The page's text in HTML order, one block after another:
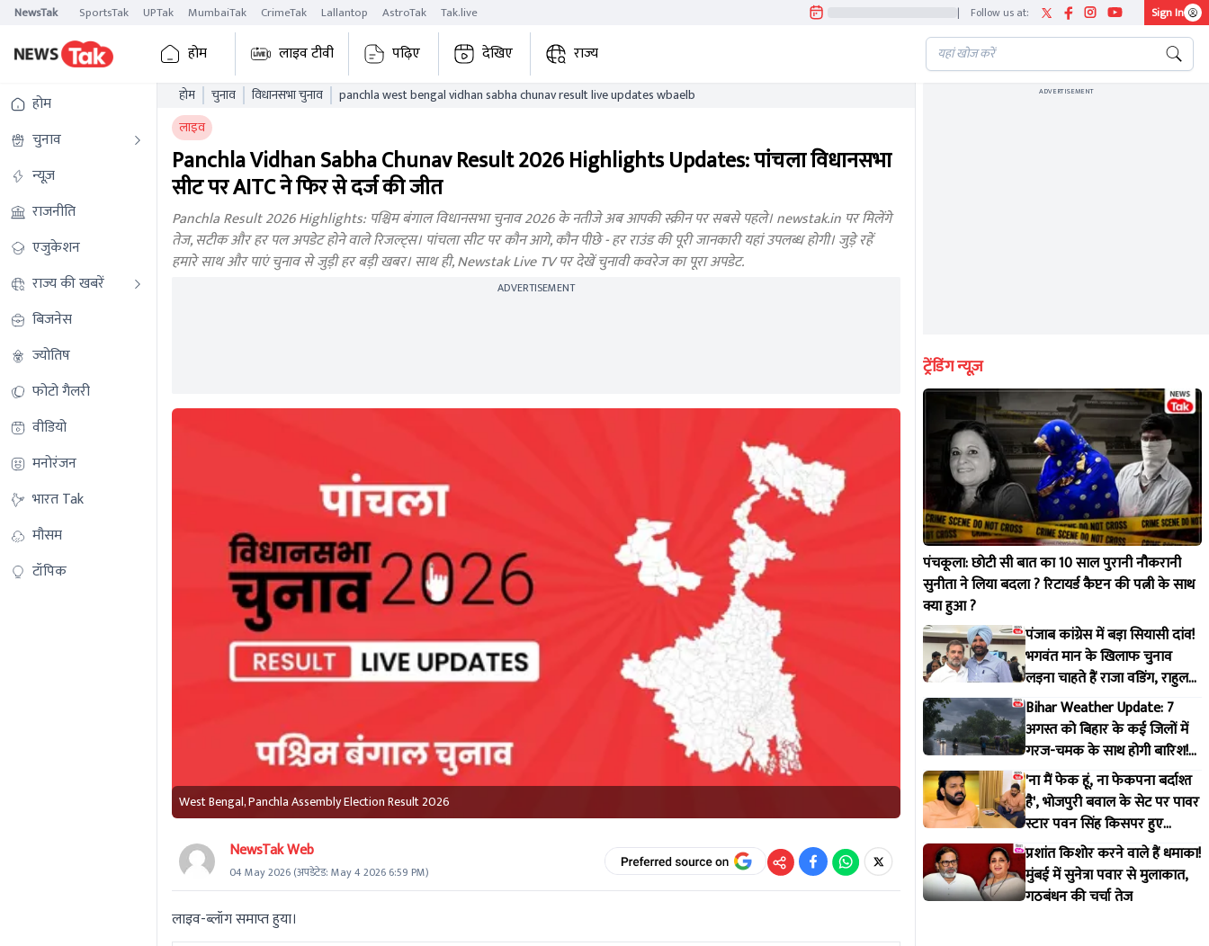
NewsTak SportsTak UPTak MumbaiTak CrimeTak Lallantop AstroTak Tak.live | Follow us at: Sign In
होम लाइव टीवी पढ़िए देखिए राज्य
होम
चुनाव
न्यूज़
राजनीति
एजुकेशन
राज्य की खबरें
बिजनेस
ज्योतिष
फोटो गैलरी
वीडियो
मनोरंजन
भारत Tak
मौसम
टॉपिक
होम चुनाव विधानसभा चुनाव
panchla west bengal vidhan sabha chunav result live updates wbaelb
लाइव
Panchla Vidhan Sabha Chunav Result 2026 Highlights Updates: पांचला विधानसभा
सीट पर AITC ने फिर से दर्ज की जीत
Panchla Result 2026 Highlights: पश्चिम बंगाल विधानसभा चुनाव 2026 के नतीजे अब आपकी स्क्रीन पर सबसे पहले। newstak.in पर मिलेंगे
तेज, सटीक और हर पल अपडेट होने वाले रिजल्ट्स। पांचला सीट पर कौन आगे, कौन पीछे - हर राउंड की पूरी जानकारी यहां उपलब्ध होगी। जुड़े रहें
हमारे साथ और पाएं चुनाव से जुड़ी हर बड़ी खबर। साथ ही, Newstak Live TV पर देखें चुनावी कवरेज का पूरा अपडेट.
ADVERTISEMENT
West Bengal, Panchla Assembly Election Result 2026
NewsTak Web
04 May 2026(अपडेटेड: May 4 2026 6:59 PM)
लाइव-ब्लॉग समाप्त हुया।
ADVERTISEMENT
ट्रेंडिंग न्यूज़
पंचकूला: छोटी सी बात का 10 साल पुरानी नौकरानी
सुनीता ने लिया बदला ? रिटायर्ड कैप्टन की पत्नी के साथ
क्या हुआ ?
पंजाब कांग्रेस में बड़ा सियासी दांव!
भगवंत मान के खिलाफ चुनाव
लड़ना चाहते हैं राजा वडिंग, राहुल
गांधी से मांगी हरी झंडी
Bihar Weather Update: 7
अगस्त को बिहार के कई जिलों में
गरज-चमक के साथ होगी बारिश!
IMD ने जारी किया अलर्ट
'ना मैं फेक हूं, ना फेकपना बर्दाश्त
है', भोजपुरी बवाल के सेट पर पावर
स्टार पवन सिंह किसपर हुए
आगबबूला?
प्रशांत किशोर करने वाले हैं धमाका!
मुंबई में सुनेत्रा पवार से मुलाकात,
गठबंधन की चर्चा तेज